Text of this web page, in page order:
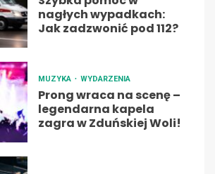
nagłych wypadkach:
Jak zadzwonić pod 112?
MUZYKA WYDARZENIA
Prong wraca na scenę –
legendarna kapela
zagra w Zduńskiej Woli!